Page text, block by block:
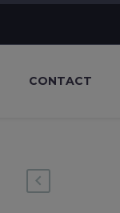
CONTACT